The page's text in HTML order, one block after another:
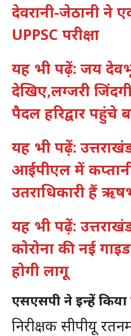
देवरानी-जेठानी ने
UPPSC परीक्षा
यह भी पढ़ें: जय
देखिए,लग्जरी
पैदल हरिद्वार पहुंचे
यह भी पढ़ें:
आईपीएल में
उतराधिकारी हैं
यह भी पढ़ें:
कोरोना की नई
होगी लागू
एसएसपी ने इन्हें
निरीक्षक सीपीयू